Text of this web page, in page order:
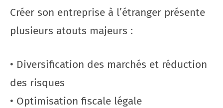
Créer son entreprise à l’étranger présente
plusieurs atouts majeurs :
• Diversification des marchés et réduction
des risques
• Optimisation fiscale légale